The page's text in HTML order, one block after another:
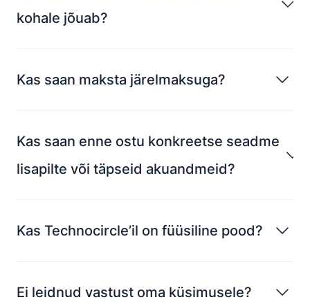
kohale jõuab?
Kas saan maksta järelmaksuga?
Kas saan enne ostu konkreetse seadme
lisapilte või täpseid akuandmeid?
Kas Technocircle’il on füüsiline pood?
Ei leidnud vastust oma küsimusele?